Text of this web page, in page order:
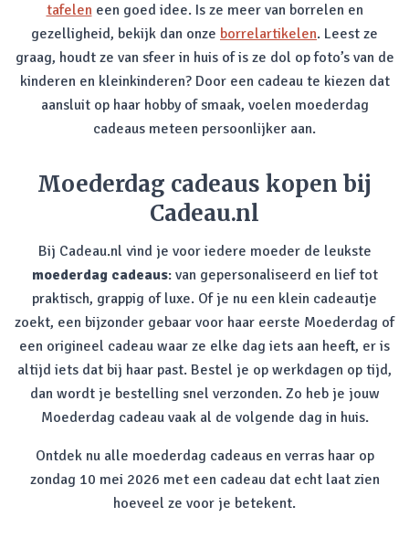
tafelen een goed idee. Is ze meer van borrelen en
gezelligheid, bekijk dan onze borrelartikelen. Leest ze
graag, houdt ze van sfeer in huis of is ze dol op foto’s van de
kinderen en kleinkinderen? Door een cadeau te kiezen dat
aansluit op haar hobby of smaak, voelen moederdag
cadeaus meteen persoonlijker aan.
Moederdag cadeaus kopen bij
Cadeau.nl
Bij Cadeau.nl vind je voor iedere moeder de leukste
moederdag cadeaus: van gepersonaliseerd en lief tot
praktisch, grappig of luxe. Of je nu een klein cadeautje
zoekt, een bijzonder gebaar voor haar eerste Moederdag of
een origineel cadeau waar ze elke dag iets aan heeft, er is
altijd iets dat bij haar past. Bestel je op werkdagen op tijd,
dan wordt je bestelling snel verzonden. Zo heb je jouw
Moederdag cadeau vaak al de volgende dag in huis.
Ontdek nu alle moederdag cadeaus en verras haar op
zondag 10 mei 2026 met een cadeau dat echt laat zien
hoeveel ze voor je betekent.